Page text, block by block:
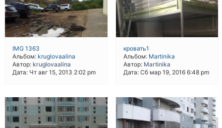
IMG 1363
Альбом: kruglovaalina
Автор: kruglovaalina
Дата: Чт авг 15, 2013 2:02 pm
кровать1
Альбом: Martinika
Автор: Martinika
Дата: Сб мар 19, 2016 6:48 pm